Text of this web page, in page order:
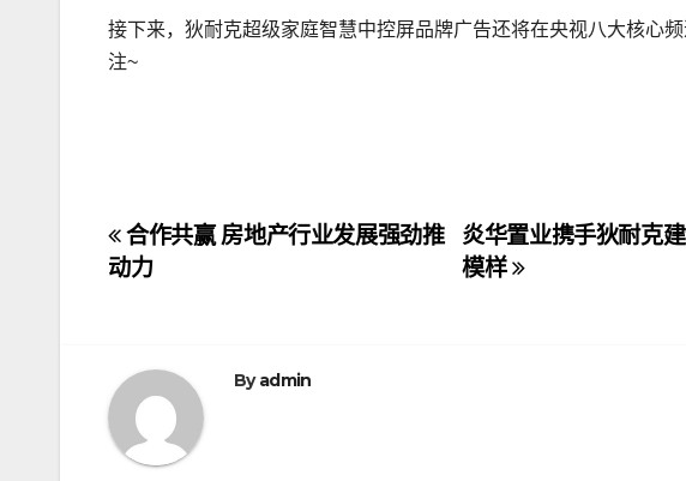
接下来，狄耐克超级家庭智慧中控屏品牌广告还将在央视八大核心
注~
文
章
航
炎华置业携手狄耐克
模样
合作共赢 房地产行业发展强劲推
动力
Byadmin